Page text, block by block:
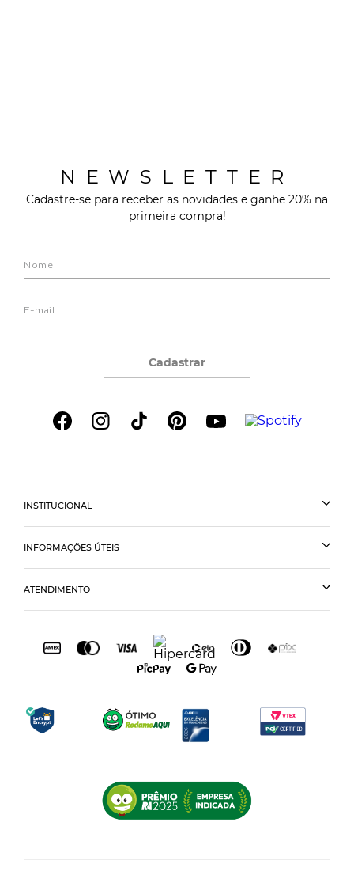
NEWSLETTER
Cadastre-se para receber as novidades e ganhe 20% na
primeira compra!
Cadastrar
INSTITUCIONAL
INFORMAÇÕES ÚTEIS
ATENDIMENTO